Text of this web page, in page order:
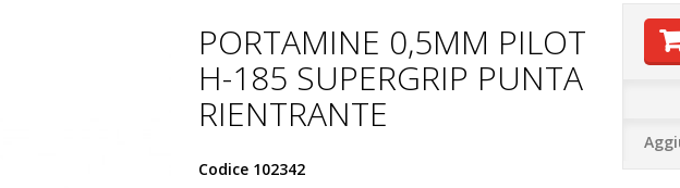
PORTAMINE 0,5MM PILOT
H-185 SUPERGRIP PUNTA
RIENTRANTE
Codice 102342